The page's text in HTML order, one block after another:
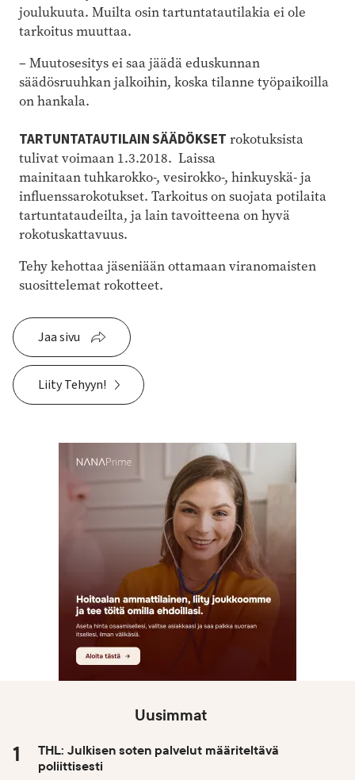
joulukuuta. Muilta osin tartuntatautilakia ei ole
tarkoitus muuttaa.
– Muutosesitys ei saa jäädä eduskunnan
säädösruuhkan jalkoihin, koska tilanne työpaikoilla
on hankala.
TARTUNTATAUTILAIN SÄÄDÖKSET rokotuksista
tulivat voimaan 1.3.2018. Laissa
mainitaan tuhkarokko-, vesirokko-, hinkuyskä- ja
influenssarokotukset. Tarkoitus on suojata potilaita
tartuntataudeilta, ja lain tavoitteena on hyvä
rokotuskattavuus.
Tehy kehottaa jäseniään ottamaan viranomaisten
suosittelemat rokotteet.
Jaa sivu
Liity Tehyyn!
Uusimmat
THL: Julkisen soten palvelut määriteltävä
poliittisesti